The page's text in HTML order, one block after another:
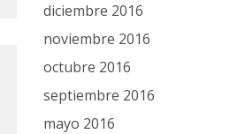
diciembre 2016
noviembre 2016
octubre 2016
septiembre 2016
mayo 2016